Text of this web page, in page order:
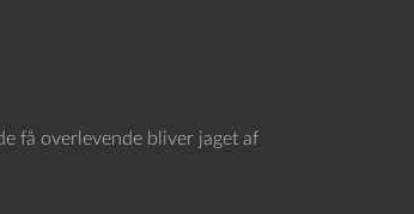
få overlevende bliver jaget af